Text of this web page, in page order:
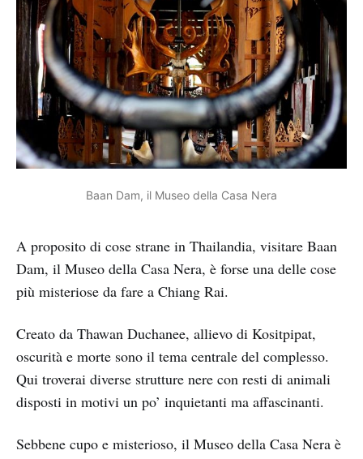
Baan Dam, il Museo della Casa Nera
A proposito di cose strane in Thailandia, visitare Baan
Dam, il Museo della Casa Nera, è forse una delle cose
più misteriose da fare a Chiang Rai.
Creato da Thawan Duchanee, allievo di Kositpipat,
oscurità e morte sono il tema centrale del complesso.
Qui troverai diverse strutture nere con resti di animali
disposti in motivi un po’ inquietanti ma affascinanti.
Sebbene cupo e misterioso, il Museo della Casa Nera è